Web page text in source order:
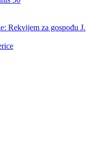
Rekvijem za gospođu J.